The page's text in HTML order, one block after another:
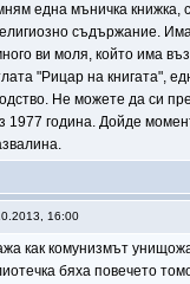
една мъничка книжка,
съдържание.
ви моля, който има
"Рицар на книгата",
Не можете да си
1977 година. Дойде
16:00
как комунизмът
бяха повечето